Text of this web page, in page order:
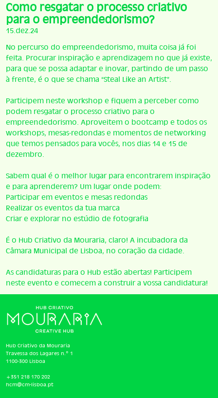
Como resgatar o processo criativo
para o empreendedorismo?
15.dez.24
No percurso do empreendedorismo, muita coisa já foi
feita. Procurar inspiração e aprendizagem no que já existe,
para que se possa adaptar e inovar, partindo de um passo
à frente, é o que se chama “Steal Like an Artist”.
Participem neste workshop e fiquem a perceber como
podem resgatar o processo criativo para o
empreendedorismo. Aproveitem o bootcamp e todos os
workshops, mesas-redondas e momentos de networking
que temos pensados para vocês, nos dias 14 e 15 de
dezembro.
Sabem qual é o melhor lugar para encontrarem inspiração
e para aprenderem? Um lugar onde podem:
Participar em eventos e mesas redondas
Realizar os eventos da tua marca
Criar e explorar no estúdio de fotografia
É o Hub Criativo da Mouraria, claro! A incubadora da
Câmara Municipal de Lisboa, no coração da cidade.
As candidaturas para o Hub estão abertas! Participem
neste evento e comecem a construir a vossa candidatura!
Hub Criativo da Mouraria
Travessa dos Lagares n.º 1
1100-300 Lisboa
+351 218 170 202
hcm@cm-lisboa.pt